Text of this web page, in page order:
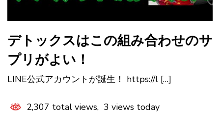
デトックスはこの組み合わせのサ
プリがよい！
LINE公式アカウントが誕生！ https://l […]
2,307 total views, 3 views today